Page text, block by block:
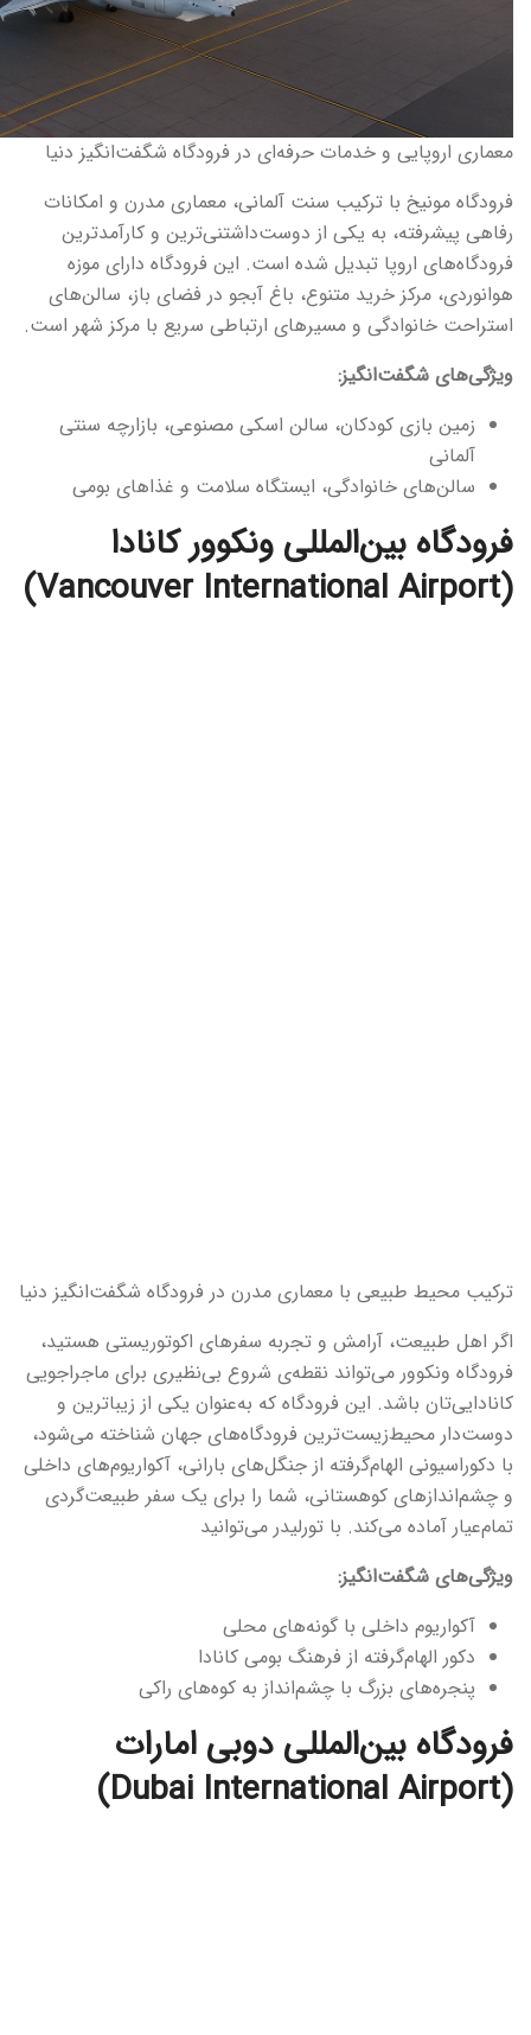
معماری اروپایی و خدمات حرفه‌ای در فرودگاه شگفت‌انگیز دنیا
فرودگاه مونیخ با ترکیب سنت آلمانی، معماری مدرن و امکانات
رفاهی پیشرفته، به یکی از دوست‌داشتنی‌ترین و کارآمدترین
فرودگاه‌های اروپا تبدیل شده است. این فرودگاه دارای موزه
هوانوردی، مرکز خرید متنوع، باغ آبجو در فضای باز، سالن‌های
استراحت خانوادگی و مسیرهای ارتباطی سریع با مرکز شهر است.
ویژگی‌های شگفت‌انگیز:
زمین بازی کودکان، سالن اسکی مصنوعی، بازارچه سنتی
آلمانی
سالن‌های خانوادگی، ایستگاه سلامت و غذاهای بومی
فرودگاه بین‌المللی ونکوور کانادا
(Vancouver International Airport)
ترکیب محیط طبیعی با معماری مدرن در فرودگاه شگفت‌انگیز دنیا
اگر اهل طبیعت، آرامش و تجربه سفرهای اکوتوریستی هستید،
فرودگاه ونکوور می‌تواند نقطه‌ی شروع بی‌نظیری برای ماجراجویی
کانادایی‌تان باشد. این فرودگاه که به‌عنوان یکی از زیباترین و
دوست‌دار محیط‌زیست‌ترین فرودگاه‌های جهان شناخته می‌شود،
با دکوراسیونی الهام‌گرفته از جنگل‌های بارانی، آکواریوم‌های داخلی
و چشم‌اندازهای کوهستانی، شما را برای یک سفر طبیعت‌گردی
تمام‌عیار آماده می‌کند. با تورلیدر می‌توانید
ویژگی‌های شگفت‌انگیز:
آکواریوم داخلی با گونه‌های محلی
دکور الهام‌گرفته از فرهنگ بومی کانادا
پنجره‌های بزرگ با چشم‌انداز به کوه‌های راکی
فرودگاه بین‌المللی دوبی امارات
(Dubai International Airport)